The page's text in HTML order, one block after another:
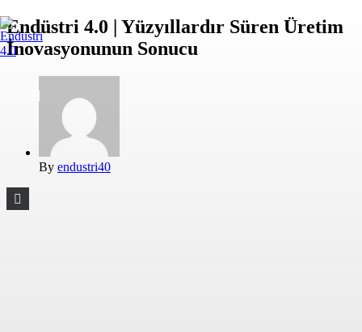
Endüstri 4.0 | Yüzyıllardır Süren Üretim
İnovasyonunun Sonucu
By endustri40